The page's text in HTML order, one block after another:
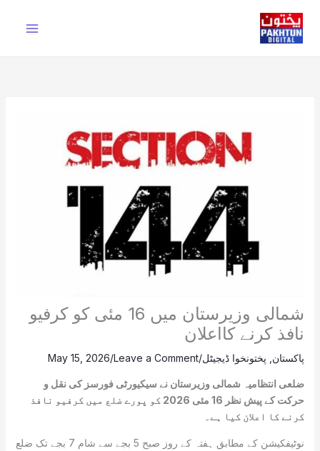
content
شمالی وزیرستان میں 16 مئی کو کرفیو
نافذ کرنے کااعلان
پاکستان پختونخوا ڈیجیٹل/
Leave a Comment
/
May 15, 2026
ضلعی انتظامیہ شمالی وزیرستان نے سیکیورٹی فورسز کی نقل و
حرکت کے پیش نظر 16 مئی 2026 کو پورے ضلع میں کرفیو نافذ
کرنے کا اعلان کیا ہے۔
نوٹیفکیشن کے مطابق ہفتہ کے روز صبح 5 بجے سے شام 7 بجے تک ضلع